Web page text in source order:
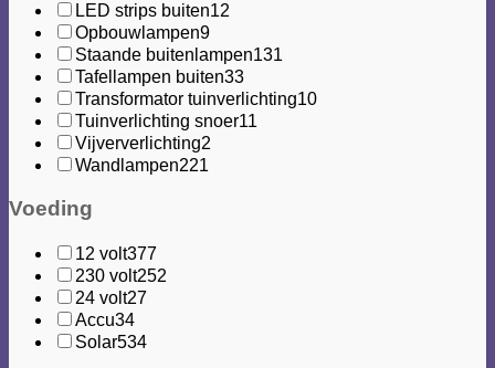
LED strips buiten12
Opbouwlampen9
Staande buitenlampen131
Tafellampen buiten33
Transformator tuinverlichting10
Tuinverlichting snoer11
Vijververlichting2
Wandlampen221
Voeding
12 volt377
230 volt252
24 volt27
Accu34
Solar534